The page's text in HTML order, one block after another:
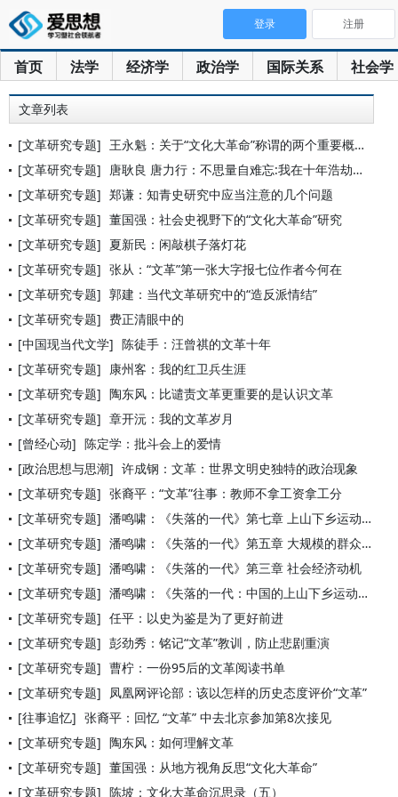
首页 法学 经济学 政治学 国际关系 社会学
登录 注册
文章列表
[文革研究专题] 王永魁：关于“文化大革命”称谓的两个重要概念辨析
[文革研究专题] 唐耿良 唐力行：不思量自难忘:我在十年浩劫中的遭遇
[文革研究专题] 郑谦：知青史研究中应当注意的几个问题
[文革研究专题] 董国强：社会史视野下的“文化大革命”研究
[文革研究专题] 夏新民：闲敲棋子落灯花
[文革研究专题] 张从：“文革”第一张大字报七位作者今何在
[文革研究专题] 郭建：当代文革研究中的“造反派情结”
[文革研究专题] 费正清眼中的
[中国现当代文学] 陈徒手：汪曾祺的文革十年
[文革研究专题] 康州客：我的红卫兵生涯
[文革研究专题] 陶东风：比谴责文革更重要的是认识文革
[文革研究专题] 章开沅：我的文革岁月
[曾经心动] 陈定学：批斗会上的爱情
[政治思想与思潮] 许成钢：文革：世界文明史独特的政治现象
[文革研究专题] 张裔平：“文革”往事：教师不拿工资拿工分
[文革研究专题] 潘鸣啸：《失落的一代》第七章 上山下乡运动阴影下的80年代
[文革研究专题] 潘鸣啸：《失落的一代》第五章 大规模的群众运动（1968—1
[文革研究专题] 潘鸣啸：《失落的一代》第三章 社会经济动机
[文革研究专题] 潘鸣啸：《失落的一代：中国的上山下乡运动（1968—1980
[文革研究专题] 任平：以史为鉴是为了更好前进
[文革研究专题] 彭劲秀：铭记“文革”教训，防止悲剧重演
[文革研究专题] 曹柠：一份95后的文革阅读书单
[文革研究专题] 凤凰网评论部：该以怎样的历史态度评价“文革”
[往事追忆] 张裔平：回忆 “文革” 中去北京参加第8次接见
[文革研究专题] 陶东风：如何理解文革
[文革研究专题] 董国强：从地方视角反思“文化大革命”
[文革研究专题] 陈坡：文化大革命沉思录（五）